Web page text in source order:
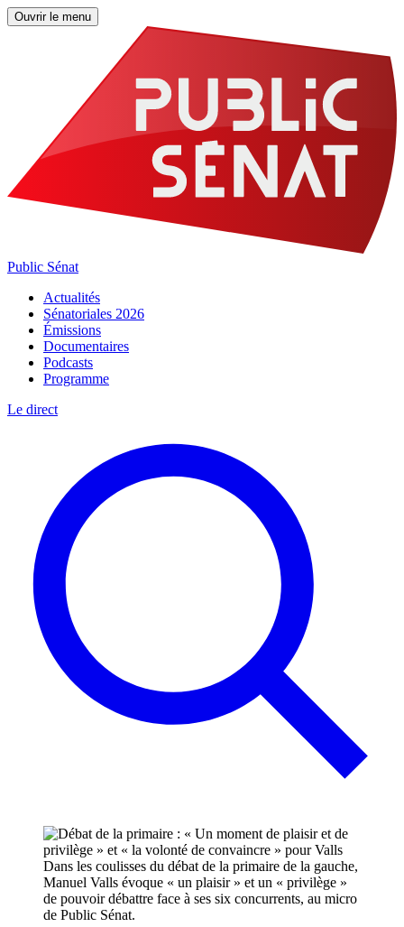
Ouvrir le menu
Public Sénat
Actualités
Sénatoriales 2026
Émissions
Documentaires
Podcasts
Programme
Le direct
Dans les coulisses du débat de la primaire de la gauche,
Manuel Valls évoque « un plaisir » et un « privilège »
de pouvoir débattre face à ses six concurrents, au micro
de Public Sénat.